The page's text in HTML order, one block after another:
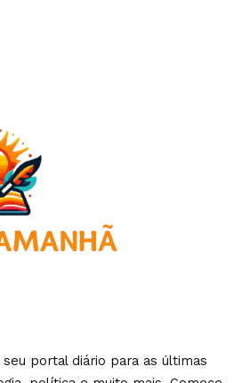
seu portal diário para as últimas